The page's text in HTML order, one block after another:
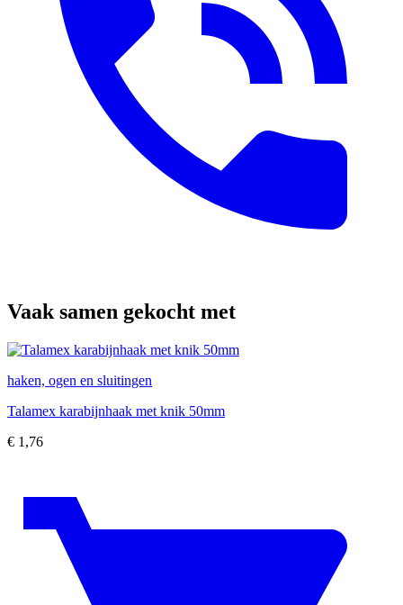
Vaak samen gekocht met
haken, ogen en sluitingen
Talamex karabijnhaak met knik 50mm
€ 1,76